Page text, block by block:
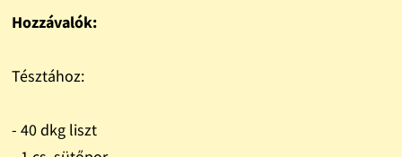
Hozzávalók:
Tésztához:
- 40 dkg liszt